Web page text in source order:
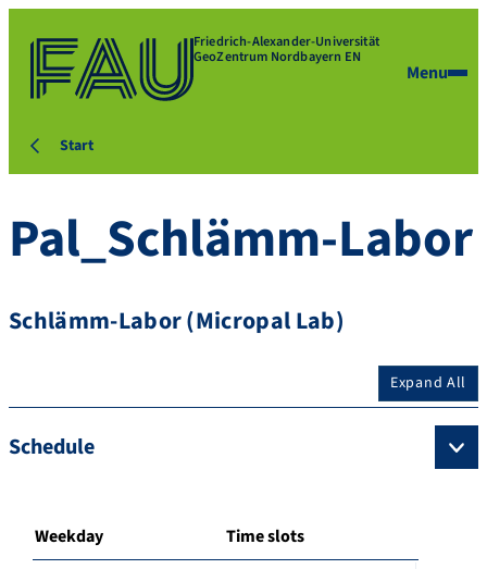
Friedrich-Alexander-Universität
GeoZentrum Nordbayern EN
Menu
Start
Pal_Schlämm-Labor
Schlämm-Labor (Micropal Lab)
Expand All
Schedule
Weekday Time slots